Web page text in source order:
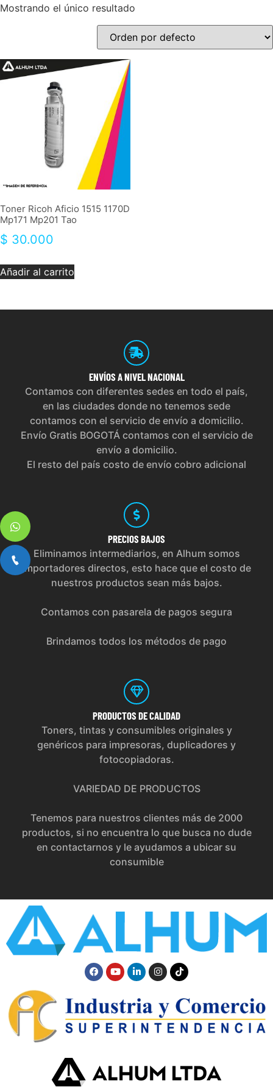
Mostrando el único resultado
Toner Ricoh Aficio 1515 1170D
Mp171 Mp201 Tao
$ 30.000
Añadir al carrito
ENVÍOS A NIVEL NACIONAL
Contamos con diferentes sedes en todo el país,
en las ciudades donde no tenemos sede
contamos con el servicio de envío a domicilio.
Envío Gratis BOGOTÁ contamos con el servicio de
envío a domicilio.
El resto del país costo de envío cobro adicional
PRECIOS BAJOS
Eliminamos intermediarios, en Alhum somos
importadores directos, esto hace que el costo de
nuestros productos sean más bajos.
Contamos con pasarela de pagos segura
Brindamos todos los métodos de pago
PRODUCTOS DE CALIDAD
Toners, tintas y consumibles originales y
genéricos para impresoras, duplicadores y
fotocopiadoras.
VARIEDAD DE PRODUCTOS
Tenemos para nuestros clientes más de 2000
productos, si no encuentra lo que busca no dude
en contactarnos y le ayudamos a ubicar su
consumible